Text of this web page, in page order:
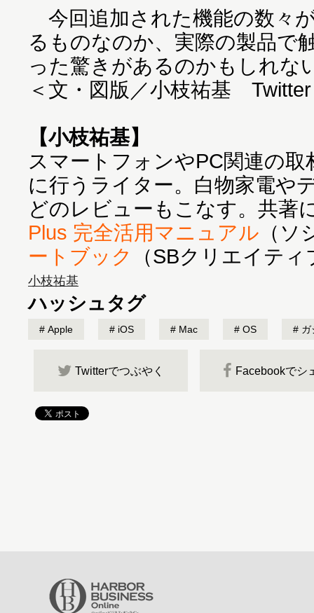
今回追加された機能の数々
るものなのか、実際の製品で
った驚きがあるのかもしれな
＜文・図版／小枝祐基
【小枝祐基】
スマートフォンやPC関連の取
に行うライター。白物家電や
どのレビューもこなす。共著
Plus 完全活用マニュアル （ソ
ートブック
（SBクリエイテ
小枝祐基
ハッシュタグ
Apple iOS Mac OS ガ
Twitterでつぶやく Facebookでシ